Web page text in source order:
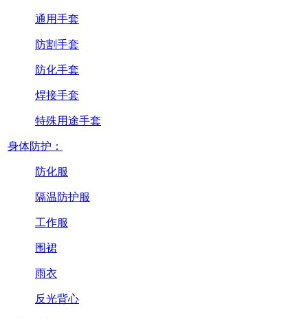
通用手套
防割手套
防化手套
焊接手套
特殊用途手套
身体防护：
防化服
隔温防护服
工作服
围裙
雨衣
反光背心